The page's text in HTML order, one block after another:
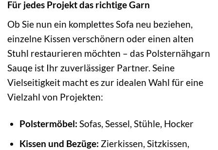
Für jedes Projekt das richtige Garn
Ob Sie nun ein komplettes Sofa neu beziehen,
einzelne Kissen verschönern oder einen alten
Stuhl restaurieren möchten – das Polsternähgarn
Sauqe ist Ihr zuverlässiger Partner. Seine
Vielseitigkeit macht es zur idealen Wahl für eine
Vielzahl von Projekten:
Polstermöbel: Sofas, Sessel, Stühle, Hocker
Kissen und Bezüge: Zierkissen, Sitzkissen,